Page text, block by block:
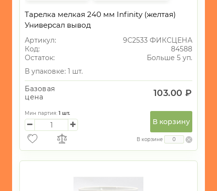
Тарелка мелкая 240 мм Infinity (желтая)
Универсал вывод
Артикул:
9С2533 ФИКСЦЕНА
Код:
84588
Остаток:
Больше 5 уп.
В упаковке: 1 шт.
Базовая
цена
103.00 ₽
Мин партия: 1 шт.
В корзину
В корзине